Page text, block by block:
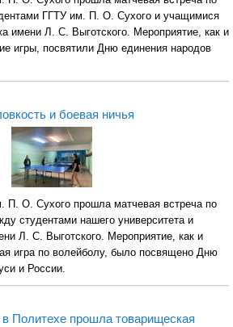
ГГТУ им. П. О. Сухого и учащимися
имени Л. С. Выготского. Мероприятие, как и
игры, посвятили Дню единения народов
и боевая ничья
П. О. Сухого прошла матчевая встреча по
студентами нашего университета и
Л. С. Выготского. Мероприятие, как и
игра по волейболу, было посвящено Дню
и России.
Политехе прошла товарищеская